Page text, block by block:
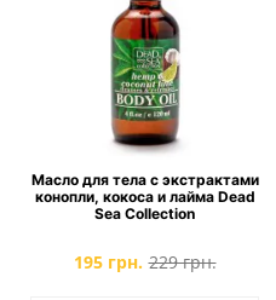
Масло для тела с экстрактами
конопли, кокоса и лайма Dead
Sea Collection
195 грн. 229 грн.